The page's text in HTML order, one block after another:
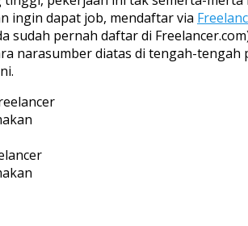
ingin dapat job, mendaftar via
sudah pernah daftar di
narasumber diatas di tengah-